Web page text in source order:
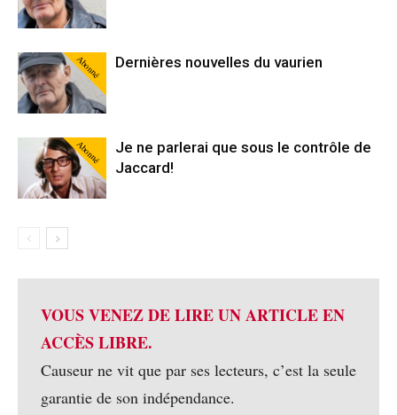
Abonné Dernières nouvelles du vaurien
Abonné
Je ne parlerai que sous le contrôle de
Jaccard!
VOUS VENEZ DE LIRE UN ARTICLE EN
ACCÈS LIBRE.
Causeur ne vit que par ses lecteurs, c’est la seule
garantie de son indépendance.